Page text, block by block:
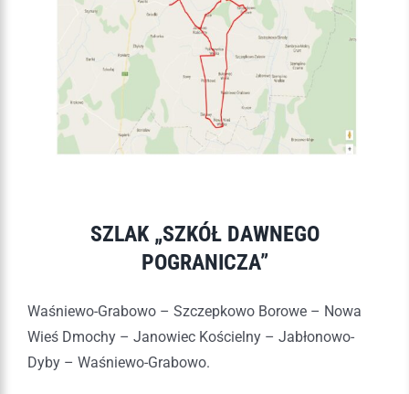
SZLAK „SZKÓŁ DAWNEGO
POGRANICZA”
Waśniewo-Grabowo – Szczepkowo Borowe – Nowa
Wieś Dmochy – Janowiec Kościelny – Jabłonowo-
Dyby – Waśniewo-Grabowo.